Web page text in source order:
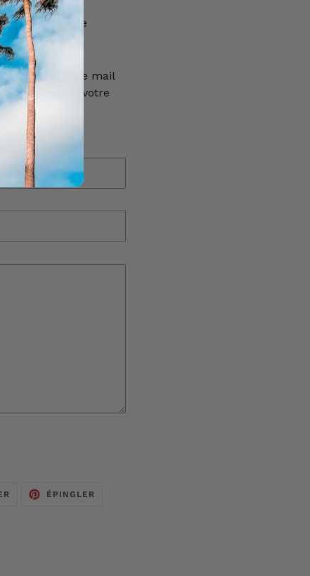
formulaire de
réponse à votre mail
vérifier votre
E-mail*
TWEETERÉPINGLER